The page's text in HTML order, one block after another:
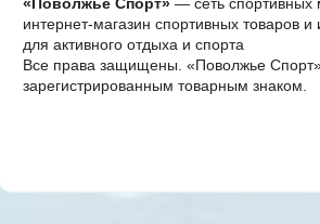
интернет-магазин спортивных товаров и
для активного отдыха и спорта
Все права защищены. «Поволжье
зарегистрированным товарным знаком.